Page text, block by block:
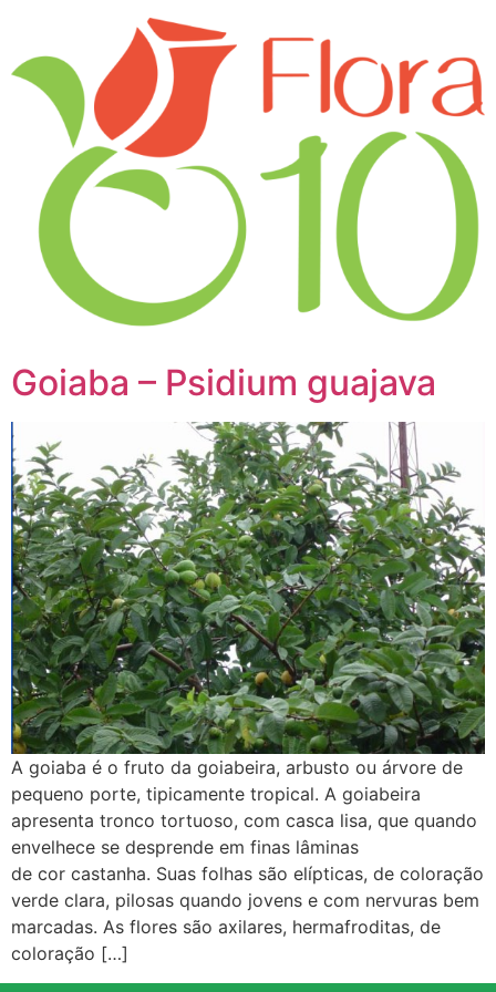
Goiaba – Psidium guajava
A goiaba é o fruto da goiabeira, arbusto ou árvore de
pequeno porte, tipicamente tropical. A goiabeira
apresenta tronco tortuoso, com casca lisa, que quando
envelhece se desprende em finas lâminas
de cor castanha. Suas folhas são elípticas, de coloração
verde clara, pilosas quando jovens e com nervuras bem
marcadas. As flores são axilares, hermafroditas, de
coloração […]